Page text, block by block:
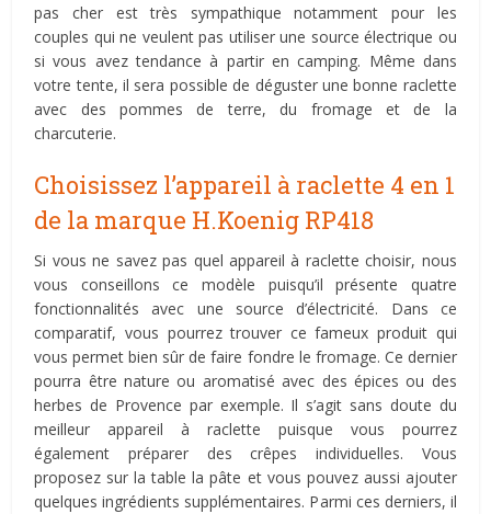
pas cher est très sympathique notamment pour les
couples qui ne veulent pas utiliser une source électrique ou
si vous avez tendance à partir en camping. Même dans
votre tente, il sera possible de déguster une bonne raclette
avec des pommes de terre, du fromage et de la
charcuterie.
Choisissez l’appareil à raclette 4 en 1
de la marque H.Koenig RP418
Si vous ne savez pas quel appareil à raclette choisir, nous
vous conseillons ce modèle puisqu’il présente quatre
fonctionnalités avec une source d’électricité. Dans ce
comparatif, vous pourrez trouver ce fameux produit qui
vous permet bien sûr de faire fondre le fromage. Ce dernier
pourra être nature ou aromatisé avec des épices ou des
herbes de Provence par exemple. Il s’agit sans doute du
meilleur appareil à raclette puisque vous pourrez
également préparer des crêpes individuelles. Vous
proposez sur la table la pâte et vous pouvez aussi ajouter
quelques ingrédients supplémentaires. Parmi ces derniers, il